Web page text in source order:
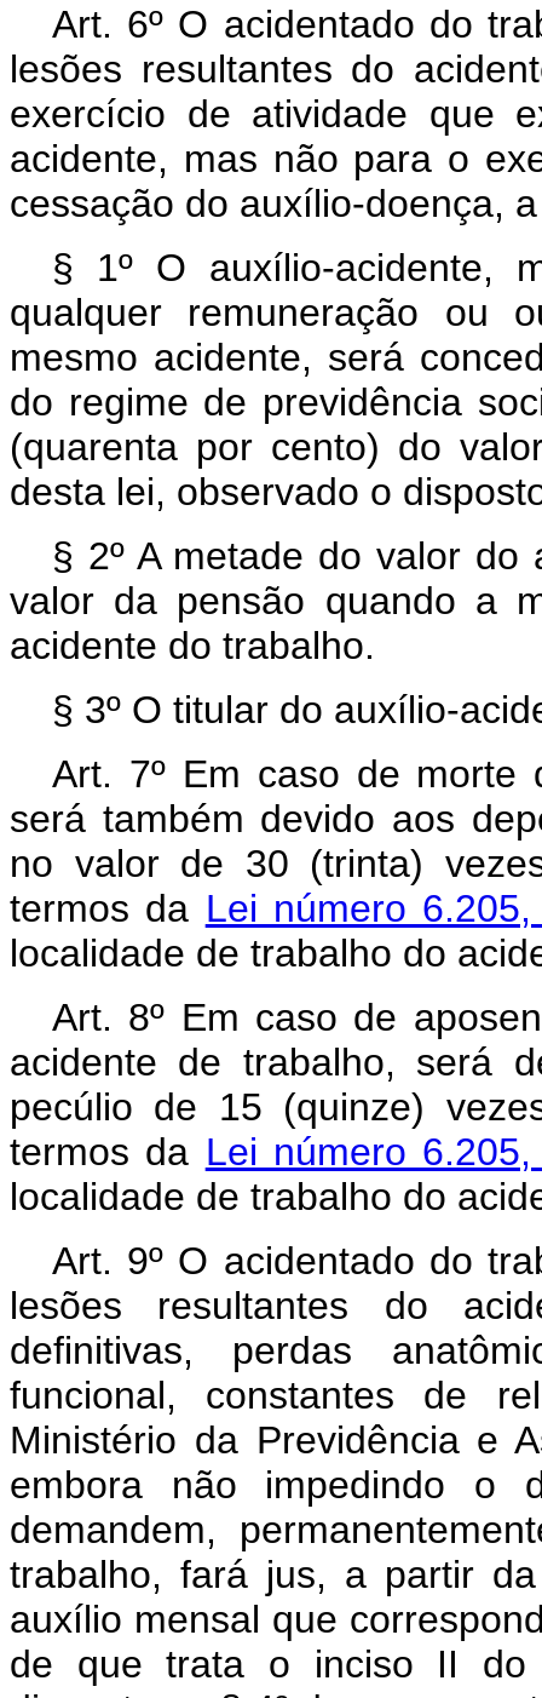
Art. 6º O acidentado do
lesões resultantes do
exercício de atividade que
acidente, mas não para o
cessação do auxílio-doença,
§ 1º O auxílio-acidente,
qualquer remuneração ou
mesmo acidente, será
do regime de previdência
(quarenta por cento) do
desta lei, observado o
§ 2º A metade do valor do
valor da pensão quando a
acidente do trabalho.
§ 3º O titular do auxílio-
Art. 7º Em caso de morte
será também devido aos
no valor de 30 (trinta)
termos da Lei número
localidade de trabalho do
Art. 8º Em caso de
acidente de trabalho, será
pecúlio de 15 (quinze)
termos da Lei número
localidade de trabalho do
Art. 9º O acidentado do
lesões resultantes do
definitivas, perdas
funcional, constantes de
Ministério da Previdência e
embora não impedindo o
demandem,
trabalho, fará jus, a partir
auxílio mensal que
de que trata o inciso II do